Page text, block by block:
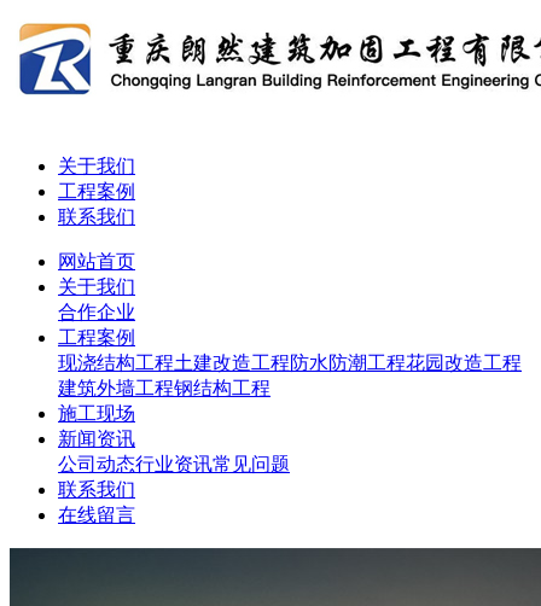
关于我们
工程案例
联系我们
网站首页
关于我们
合作企业
工程案例
现浇结构工程土建改造工程防水防潮工程花园改造工程
建筑外墙工程钢结构工程
施工现场
新闻资讯
公司动态行业资讯常见问题
联系我们
在线留言